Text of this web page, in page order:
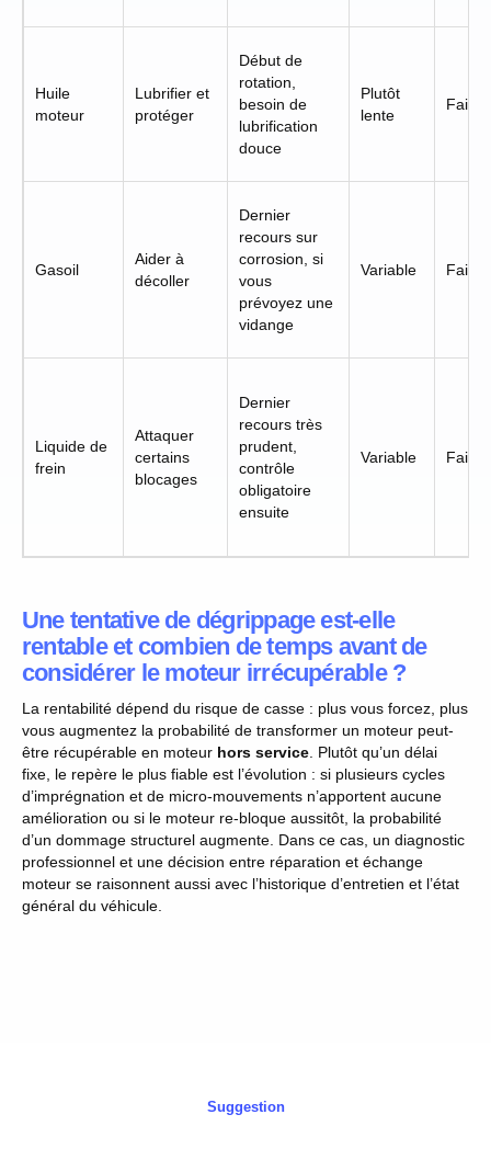
Huile
moteur
Lubrifier et
protéger
Début de
rotation,
besoin de
lubrification
douce
Plutôt
lente
Faible
Gasoil
Aider à
décoller
Dernier
recours sur
corrosion, si
vous
prévoyez une
vidange
Variable Faible
Liquide de
frein
Attaquer
certains
blocages
Dernier
recours très
prudent,
contrôle
obligatoire
ensuite
Variable Faible
Une tentative de dégrippage est-elle
rentable et combien de temps avant de
considérer le moteur irrécupérable ?
La rentabilité dépend du risque de casse : plus vous forcez, plus
vous augmentez la probabilité de transformer un moteur peut-
être récupérable en moteur hors service . Plutôt qu’un délai
fixe, le repère le plus fiable est l’évolution : si plusieurs cycles
d’imprégnation et de micro-mouvements n’apportent aucune
amélioration ou si le moteur re-bloque aussitôt, la probabilité
d’un dommage structurel augmente. Dans ce cas, un diagnostic
professionnel et une décision entre réparation et échange
moteur se raisonnent aussi avec l’historique d’entretien et l’état
général du véhicule.
Suggestion